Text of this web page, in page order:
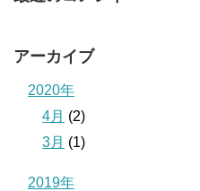
アーカイブ
2020年
4月 (2)
3月 (1)
2019年